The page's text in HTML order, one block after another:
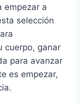
empezar a
selección
cuerpo, ganar
para avanzar
es empezar,